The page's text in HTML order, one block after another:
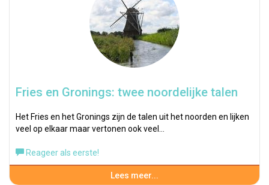
Fries en Gronings: twee noordelijke talen
Het Fries en het Gronings zijn de talen uit het noorden en lijken
veel op elkaar maar vertonen ook veel…
Reageer als eerste!
Lees meer...